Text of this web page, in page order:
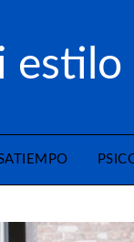
estilo